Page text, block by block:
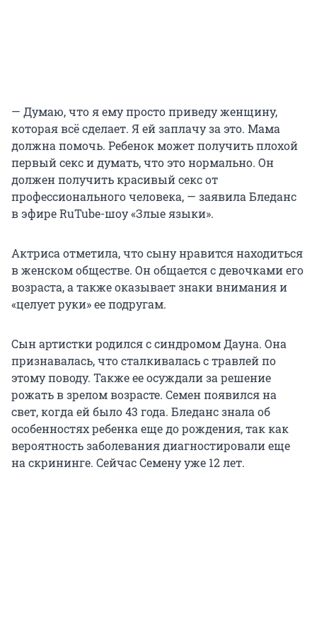
— Думаю, что я ему просто приведу женщину,
которая всё сделает. Я ей заплачу за это. Мама
должна помочь. Ребенок может получить плохой
первый секс и думать, что это нормально. Он
должен получить красивый секс от
профессионального человека, — заявила Бледанс
в эфире RuTube-шоу «Злые языки».
Актриса отметила, что сыну нравится находиться
в женском обществе. Он общается с девочками его
возраста, а также оказывает знаки внимания и
«целует руки» ее подругам.
Сын артистки родился с синдромом Дауна. Она
признавалась, что сталкивалась с травлей по
этому поводу. Также ее осуждали за решение
рожать в зрелом возрасте. Семен появился на
свет, когда ей было 43 года. Бледанс знала об
особенностях ребенка еще до рождения, так как
вероятность заболевания диагностировали еще
на скрининге. Сейчас Семену уже 12 лет.